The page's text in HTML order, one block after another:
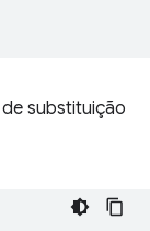
substituição